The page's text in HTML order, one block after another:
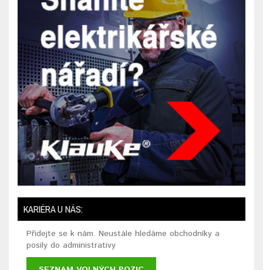
KARIÉRA U NÁS:
Přidejte se k nám. Neustále hledáme obchodníky a
posily do administrativy